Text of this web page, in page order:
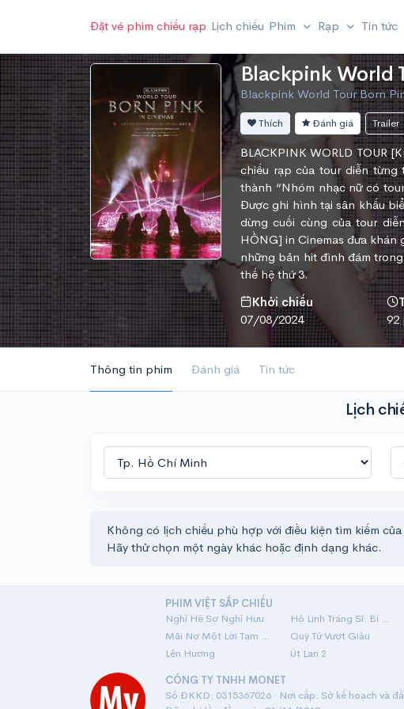
Đặt vé phim chiếu rạp Lịch chiếu Phim Rạp Tin tức
Blackpink World
Blackpink World Tour Born
Thích Đánh giá Trailer
BLACKPINK WORLD TOUR
chiếu rạp của tour diễn
thành “Nhóm nhạc nữ có
Được ghi hình tại sân khấu
dừng cuối cùng của tour
HỒNG] in Cinemas đưa
những bản hit đình đám
thế hệ thứ 3.
Khởi chiếu
07/08/2024
92
Thông tin phim Đánh giá Tin tức
Lịch
Không có lịch chiếu phù hợp với điều kiện tìm kiếm
Hãy thử chọn một ngày khác hoặc định dạng khác.
PHIM VIỆT SẮP CHIẾU
Nghỉ Hè Sợ Nghỉ Hưu
Hộ Linh Tráng Sĩ: Bí Ẩn Mộ Vua Đinh
Mãi Nợ Một Lời Tạm Biệt
Quý Tử Vượt Giàu
Lên Hương
Út Lan 2
CÔNG TY TNHH MONET
Số ĐKKD: 0315367026 · Nơi cấp: Sở kế hoạch và